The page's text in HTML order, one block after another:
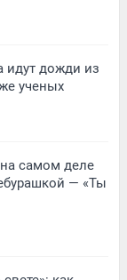
идут дожди из
ученых
самом деле
— «Ты